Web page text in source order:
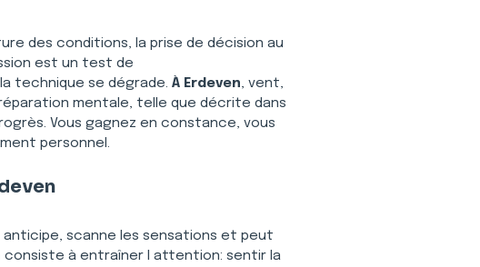
des conditions, la prise de décision au
est un test de
technique se dégrade. À Erdeven, vent,
mentale, telle que décrite dans
Vous gagnez en constance, vous
personnel.
anticipe, scanne les sensations et peut
consiste à entraîner l attention: sentir la